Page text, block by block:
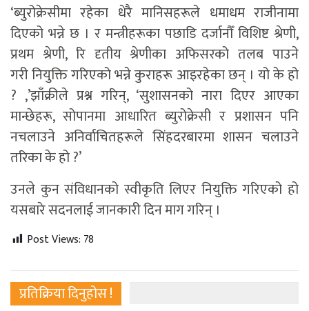
‘ब्युरोक्रेसीमा रहेका धेरै मानिसहरूले धमाधम राजीनामा
दिएको भन्ने छ । र मन्त्रीहरूका पछाडि दर्जानौँ विशिष्ट श्रेणी,
प्रथम श्रेणी, रि दृतीय श्रेणीका अफिसरको तलब पाउने
गरी नियुक्ति गरिएको भन्ने कुराहरू आइरहेका छन् । यो के हो
? ,’झाँक्रीले प्रश्न गरिन्, ‘सुशासनको नारा दिएर आएका
मान्छेहरू, सोपानमा आधारित ब्युरोक्रेसी र प्रशासन पनि
नचलाउने अनिर्वाचितहरूले सिंहदरबारमा शासन चलाउने
तरिका के हो ?’
उनले कुन संविधानको स्वीकृति लिएर नियुक्ति गरिएको हो
यसबारे सदनलाई जानकारी दिन माग गरिन् ।
Post Views: 78
प्रतिक्रिया दिनुहोस !